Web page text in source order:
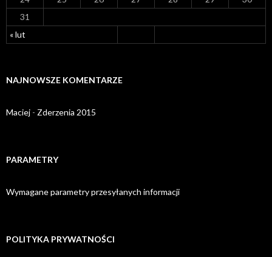
« lut
31
NAJNOWSZE KOMENTARZE
Maciej - Zderzenia 2015
PARAMETRY
Wymagane parametry przesyłanych informacji
POLITYKA PRYWATNOŚCI